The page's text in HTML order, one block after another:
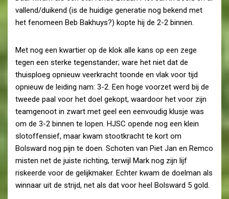
vallend/duikend (is de huidige generatie nog bekend met
het fenomeen Beb Bakhuys?) kopte hij de 2-2 binnen.
Met nog een kwartier op de klok alle kans op een zege
tegen een sterke tegenstander; ware het niet dat de
thuisploeg opnieuw veerkracht toonde en vlak voor tijd
opnieuw de leiding nam: 3-2. Een hoge voorzet werd bij de
tweede paal voor het doel gekopt, waardoor het voor zijn
teamgenoot in zwart met geel een eenvoudig klusje was
om de 3-2 binnen te lopen. HJSC opende nog een klein
slotoffensief, maar kwam stootkracht te kort om
Bolsward nog pijn te doen. Schoten van Piet Jan en Remco
misten net de juiste richting, terwijl Mark nog zijn lijf
riskeerde voor de gelijkmaker. Echter kwam de doelman als
winnaar uit de strijd, net als dat voor heel Bolsward 5 gold.